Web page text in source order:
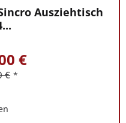
Ausziehtisch
€
€ *